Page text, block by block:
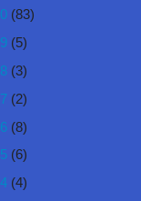
(83)
(5)
(3)
(2)
(8)
(6)
(4)